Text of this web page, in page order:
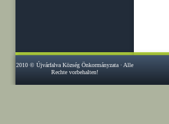
2010 © Újvárfalva Község Önkormányzata · Alle
Rechte vorbehalten!